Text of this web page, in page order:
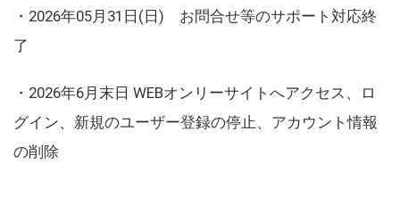
・2026年05月31日(日) お問合せ等のサポート対応終
了
・2026年6月末日 WEBオンリーサイトへアクセス、ロ
グイン、新規のユーザー登録の停止、アカウント情報
の削除